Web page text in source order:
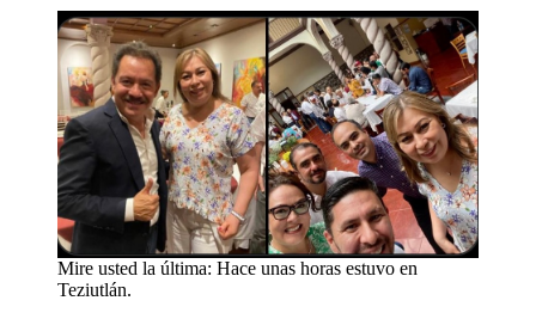
Mire usted la última: Hace unas horas estuvo en
Teziutlán.